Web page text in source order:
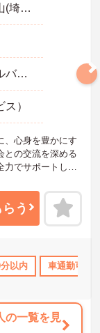
ニューシャトル「丸山(埼玉)駅」徒歩2分
非常勤・パート・アルバイト
）
、心身を豊かにす
との交流を深める
でサポートして
ており、ワーク
充実しており、長
修制度も充実し
う
以内 車通勤可
の一覧を見